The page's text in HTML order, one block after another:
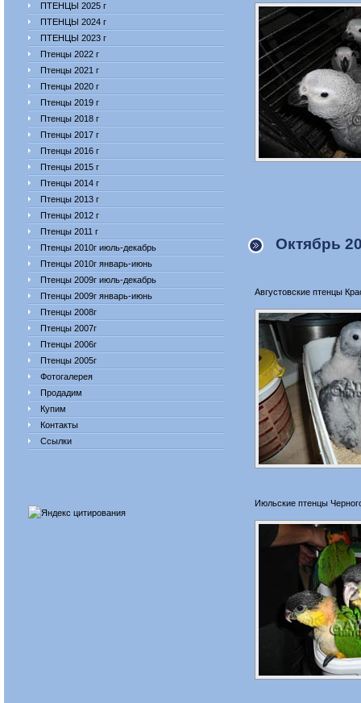
ПТЕНЦЫ 2025 г
ПТЕНЦЫ 2024 г
ПТЕНЦЫ 2023 г
Птенцы 2022 г
Птенцы 2021 г
Птенцы 2020 г
Птенцы 2019 г
Птенцы 2018 г
Птенцы 2017 г
Птенцы 2016 г
Птенцы 2015 г
Птенцы 2014 г
Птенцы 2013 г
Птенцы 2012 г
Птенцы 2011 г
Птенцы 2010г июль-декабрь
Птенцы 2010г январь-июнь
Птенцы 2009г июль-декабрь
Птенцы 2009г январь-июнь
Птенцы 2008г
Птенцы 2007г
Птенцы 2006г
Птенцы 2005г
Фотогалерея
Продадим
Купим
Контакты
Ссылки
Октябрь
Августовские птенцы
Июльские птенцы